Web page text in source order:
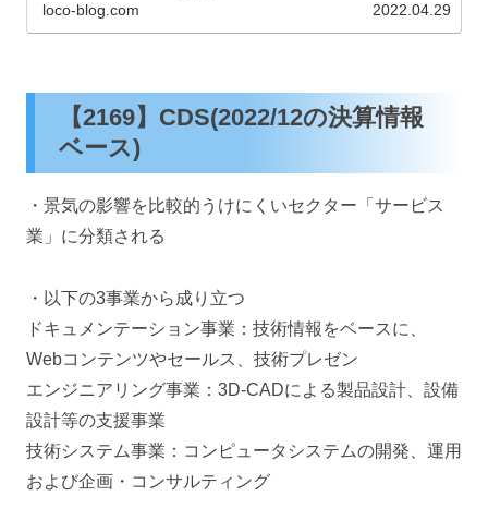
loco-blog.com 2022.04.29
【2169】CDS(2022/12の決算情報
ベース)
・景気の影響を比較的うけにくいセクター「サービス
業」に分類される
・以下の3事業から成り立つ
ドキュメンテーション事業：技術情報をベースに、
Webコンテンツやセールス、技術プレゼン
エンジニアリング事業：3D-CADによる製品設計、設備
設計等の支援事業
技術システム事業：コンピュータシステムの開発、運用
および企画・コンサルティング